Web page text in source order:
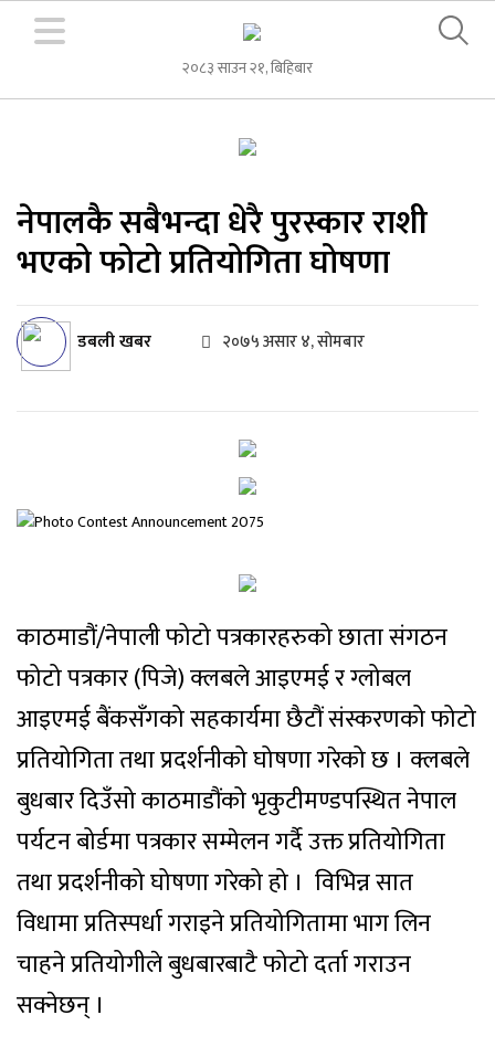
२०८३ साउन २१, बिहिबार
नेपालकै सबैभन्दा धेरै पुरस्कार राशी
भएको फोटो प्रतियोगिता घोषणा
डबली खबर २०७५ असार ४, सोमबार
काठमाडौं/नेपाली फोटो पत्रकारहरुको छाता संगठन
फोटो पत्रकार (पिजे) क्लबले आइएमई र ग्लोबल
आइएमई बैंकसँगको सहकार्यमा छैटौं संस्करणको फोटो
प्रतियोगिता तथा प्रदर्शनीको घोषणा गरेको छ । क्लबले
बुधबार दिउँसो काठमाडौंको भृकुटीमण्डपस्थित नेपाल
पर्यटन बोर्डमा पत्रकार सम्मेलन गर्दै उक्त प्रतियोगिता
तथा प्रदर्शनीको घोषणा गरेको हो । विभिन्न सात
विधामा प्रतिस्पर्धा गराइने प्रतियोगितामा भाग लिन
चाहने प्रतियोगीले बुधबारबाटै फोटो दर्ता गराउन
सक्नेछन् ।